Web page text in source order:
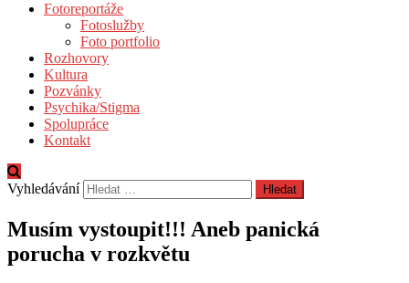
Fotoreportáže
Fotoslužby
Foto portfolio
Rozhovory
Kultura
Pozvánky
Psychika/Stigma
Spolupráce
Kontakt
Vyhledávání
Musím vystoupit!!! Aneb panická
porucha v rozkvětu